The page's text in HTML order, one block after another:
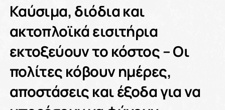
Καύσιμα, διόδια και
ακτοπλοϊκά εισιτήρια
εκτοξεύουν το κόστος – Οι
πολίτες κόβουν ημέρες,
αποστάσεις και έξοδα για να